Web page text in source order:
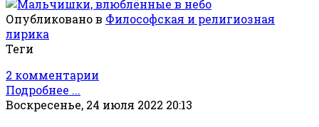
Опубликовано в Философская и религиозная
лирика
Теги
2 комментарии
Подробнее ...
Воскресенье, 24 июля 2022 20:13